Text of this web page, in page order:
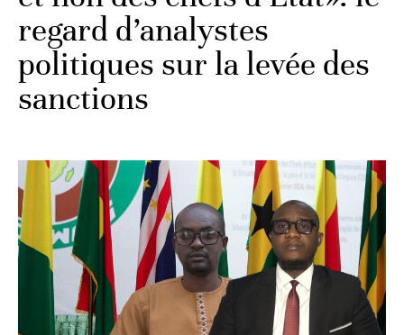
regard d’analystes
politiques sur la levée des
sanctions